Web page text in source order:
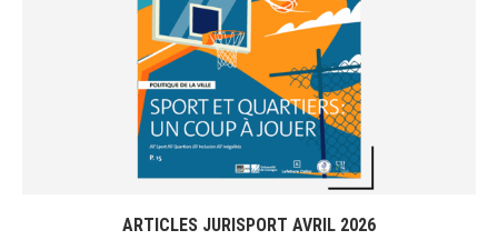
ARTICLES JURISPORT AVRIL 2026